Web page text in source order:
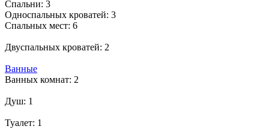
Спальни: 3
Односпальных кроватей: 3
Спальных мест: 6
Двуспальных кроватей: 2
Ванные
Ванных комнат: 2
Душ: 1
Туалет: 1